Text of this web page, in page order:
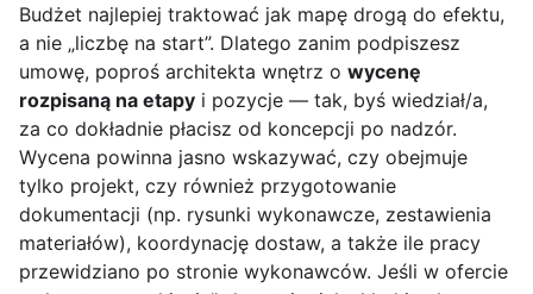
Budżet najlepiej traktować jak mapę drogą do efektu,
a nie „liczbę na start”. Dlatego zanim podpiszesz
umowę, poproś architekta wnętrz o wycenę
rozpisaną na etapy i pozycje — tak, byś wiedział/a,
za co dokładnie płacisz od koncepcji po nadzór.
Wycena powinna jasno wskazywać, czy obejmuje
tylko projekt, czy również przygotowanie
dokumentacji (np. rysunki wykonawcze, zestawienia
materiałów), koordynację dostaw, a także ile pracy
przewidziano po stronie wykonawców. Jeśli w ofercie